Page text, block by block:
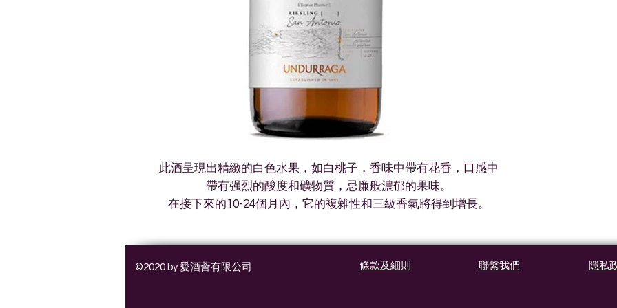
此酒呈現出精緻的白色水果，如白桃子，香味中帶有花香，口感中
帶有强烈的酸度和礦物質，忌廉般濃郁的果味。
在接下來的10-24個月內，它的複雜性和三級香氣將得到增長。
©2020 by 愛酒薈有限公司 條款及細則 聯繫我們 隱私